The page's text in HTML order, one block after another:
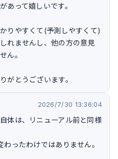
あって嬉しいです。
りやすくて(予測しやすくて)
れませんし、他の方の意見
ん。
がとうございます。
2026/7/30 13:36:04
体は、リニューアル前と同様
ったわけではありません。